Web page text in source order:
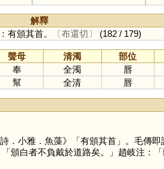
解釋
有頒其首。 〔布還切〕 (182 / 179)
聲母 清濁 部位
奉
全濁 唇
幫
全清 唇
．小雅．魚藻》「有頒其首」。毛傳
頒白者不負戴於道路矣。」趙岐注：「